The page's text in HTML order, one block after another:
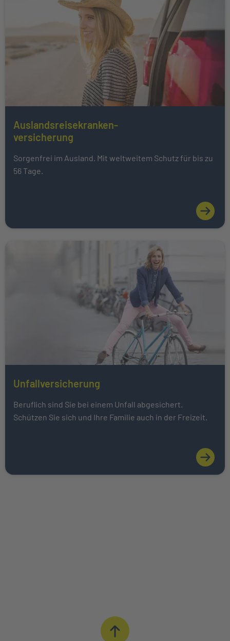
Auslandsreisekranken-
versicherung
Sorgenfrei im Ausland. Mit weltweitem Schutz für bis zu
56 Tage.
Mehr über Das könnte Sie auch interessieren erfahren
Unfallversicherung
Beruflich sind Sie bei einem Unfall abgesichert.
Schützen Sie sich und Ihre Familie auch in der Freizeit.
Mehr über Das könnte Sie auch interessieren erfahren